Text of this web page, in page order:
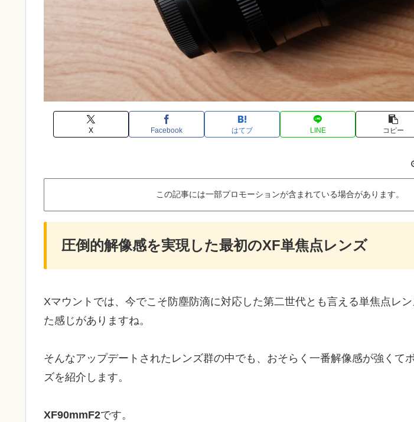
X Facebook はてブ LINE コピー
この記事には一部プロモーションが含まれている場合があります。
圧倒的解像感を実現した最初のXF単焦点レンズ
Xマウントでは、今でこそ防塵防滴に対応した第二世代とも言える単焦点レ
た感じがありますね。
そんなアップデートされたレンズ群の中でも、おそらく一番解像感が強くて
ズを紹介します。
XF90mmF2です。